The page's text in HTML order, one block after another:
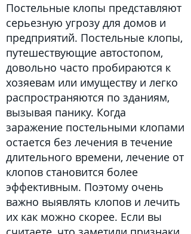
Постельные клопы представляют
серьезную угрозу для домов и
предприятий. Постельные клопы,
путешествующие автостопом,
довольно часто пробираются к
хозяевам или имуществу и легко
распространяются по зданиям,
вызывая панику. Когда
заражение постельными клопами
остается без лечения в течение
длительного времени, лечение от
клопов становится более
эффективным. Поэтому очень
важно выявлять клопов и лечить
их как можно скорее. Если вы